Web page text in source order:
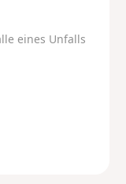
eines Unfalls